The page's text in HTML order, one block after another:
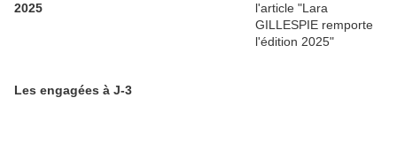
2025
Les engagées à J-3